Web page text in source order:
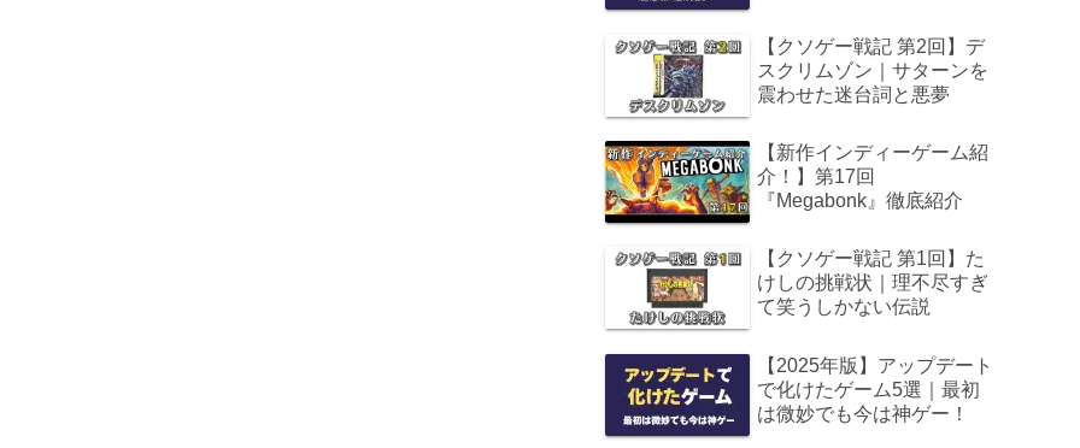
【クソゲー戦記 第2回】デ
スクリムゾン｜サターンを
震わせた迷台詞と悪夢
【新作インディーゲーム紹
介！】第17回
『Megabonk』徹底紹介
【クソゲー戦記 第1回】た
けしの挑戦状｜理不尽すぎ
て笑うしかない伝説
【2025年版】アップデート
で化けたゲーム5選｜最初
は微妙でも今は神ゲー！